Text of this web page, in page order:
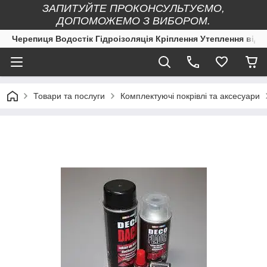
ЗАПИТУЙТЕ ПРОКОНСУЛЬТУЄМО,
ДОПОМОЖЕМО З ВИБОРОМ.
Черепиця Водостік Гідроізоляція Кріплення Утеплення
Товари та послуги Комплектуючі покрівлі та аксесуари